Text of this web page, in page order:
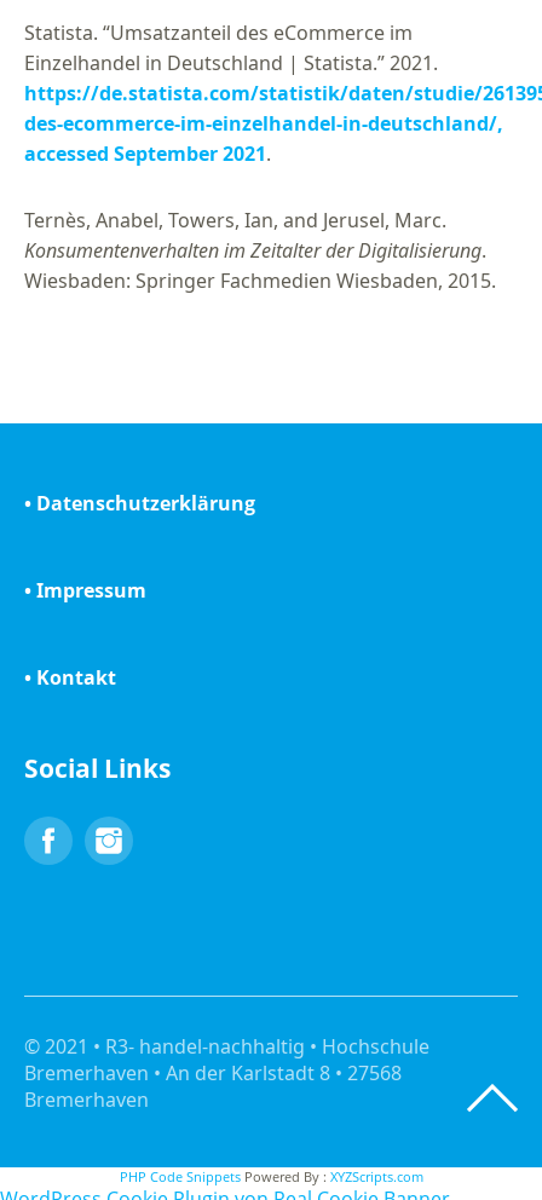
Statista. “Umsatzanteil des eCommerce im
Einzelhandel in Deutschland | Statista.” 2021.
https://de.statista.com/statistik/daten/studie/
des-ecommerce-im-einzelhandel-in-deutschland/,
accessed September 2021.
Ternès, Anabel, Towers, Ian, and Jerusel, Marc.
Konsumentenverhalten im Zeitalter der Digitalisierung.
Wiesbaden: Springer Fachmedien Wiesbaden, 2015.
• Datenschutzerklärung
• Impressum
• Kontakt
Social Links
Facebook
© 2021 • R3- handel-nachhaltig • Hochschule
Bremerhaven • An der Karlstadt 8 • 27568
Bremerhaven
PHP Code SnippetsPowered By : XYZScripts.com